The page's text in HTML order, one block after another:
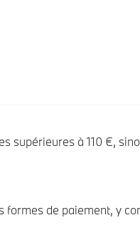
supérieures à 110 €,
formes de paiement, y